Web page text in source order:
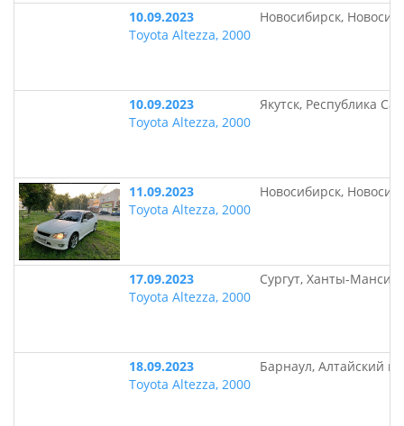
10.09.2023
Toyota Altezza, 2000
Новосибирск,
10.09.2023
Toyota Altezza, 2000
Якутск, Республика
11.09.2023
Toyota Altezza, 2000
Новосибирск,
17.09.2023
Toyota Altezza, 2000
Сургут, Ханты-
18.09.2023
Toyota Altezza, 2000
Барнаул, Алтайский